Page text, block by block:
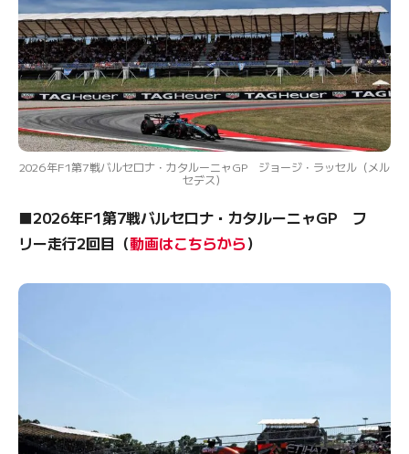
2026年F1第7戦バルセロナ・カタルーニャGP ジョージ・ラッセル（メル
セデス）
■2026年F1第7戦バルセロナ・カタルーニャGP フ
リー走行2回目（動画はこちらから）